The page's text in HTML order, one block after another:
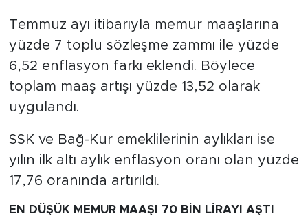
Temmuz ayı itibarıyla memur maaşlarına
yüzde 7 toplu sözleşme zammı ile yüzde
6,52 enflasyon farkı eklendi. Böylece
toplam maaş artışı yüzde 13,52 olarak
uygulandı.
SSK ve Bağ-Kur emeklilerinin aylıkları ise
yılın ilk altı aylık enflasyon oranı olan yüzde
17,76 oranında artırıldı.
EN DÜŞÜK MEMUR MAAŞI 70 BİN LİRAYI AŞTI